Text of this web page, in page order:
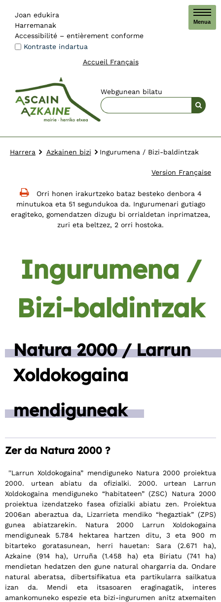
Joan edukira
Harremanak
Accessibilité – entièrement conforme
Kontraste indartua
Accueil Français
Webgunean bilatu
Menua
Harrera Azkainen bizi Ingurumena / Bizi-baldintzak
Version Française
Orri honen irakurtzeko bataz besteko denbora 4
minutukoa eta 51 segundukoa da. Ingurumenari gutiago
eragiteko, gomendatzen dizugu bi orrialdetan inprimatzea,
zuri eta beltzez, 2 orri hostoka.
Ingurumena /
Bizi-baldintzak
Natura 2000 / Larrun
Xoldokogaina
mendiguneak
Zer da Natura 2000 ?
''Larrun Xoldokogaina” mendiguneko Natura 2000 proiektua
2000. urtean abiatu da ofizialki. 2000. urtean Larrun
Xoldokogaina mendiguneko “habitateen” (ZSC) Natura 2000
proiektua izendatzeko fasea ofizialki abiatu zen. Proiektua
2006an aberaztua da, Lizarrieta mendiko “hegaztiak” (ZPS)
gunea abiatzarekin. Natura 2000 Larrun Xoldokogaina
mendiguneak 5.784 hektarea hartzen ditu, 3 eta 900 m
bitarteko goratasunean, herri hauetan: Sara (2.671 ha),
Azkaine (914 ha), Urruña (1.458 ha) eta Biriatu (741 ha)
mendietan hedatzen den gune natural ohargarria da. Ondare
natural aberatsa, dibertsifikatua eta partikularra sailkatua
izan da. Mendi eta itsasoaren eraginagatik, interes
amankomuneko espezie eta bizi-ingurumen anitz atxemaiten